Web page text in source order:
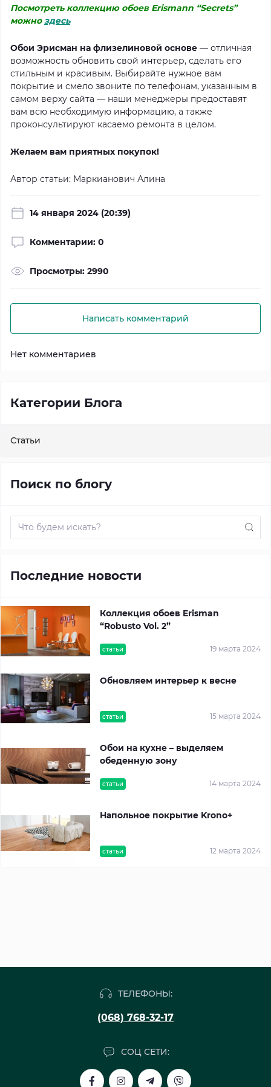
Посмотреть коллекцию обоев Erismann “Secrets”
можноздесь
Обои Эрисман на флизелиновой основе — отличная
возможность обновить свой интерьер, сделать его
стильным и красивым. Выбирайте нужное вам
покрытие и смело звоните по телефонам, указанным в
самом верху сайта — наши менеджеры предоставят
вам всю необходимую информацию, а также
проконсультируют касаемо ремонта в целом.
Желаем вам приятных покупок!
Автор статьи: Маркианович Алина
14 января 2024 (20:39)
Комментарии: 0
Просмотры: 2990
Написать комментарий
Нет комментариев
Категории Блога
Статьи
Поиск по блогу
Последние новости
статьи 19 марта 2024
Коллекция обоев Erisman
“Robusto Vol. 2”
статьи 15 марта 2024
Обновляем интерьер к весне
статьи 14 марта 2024
Обои на кухне – выделяем
обеденную зону
статьи 12 марта 2024
Напольное покрытие Krono+
ТЕЛЕФОНЫ:
(068) 768-32-17
СОЦ СЕТИ: